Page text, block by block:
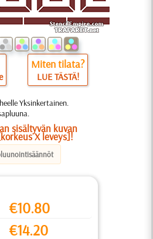
Miten tilata?
LUE TÄSTÄ!
Yksinkertainen.
sisältyvän kuvan
X leveys]!
€10.80
€14.20